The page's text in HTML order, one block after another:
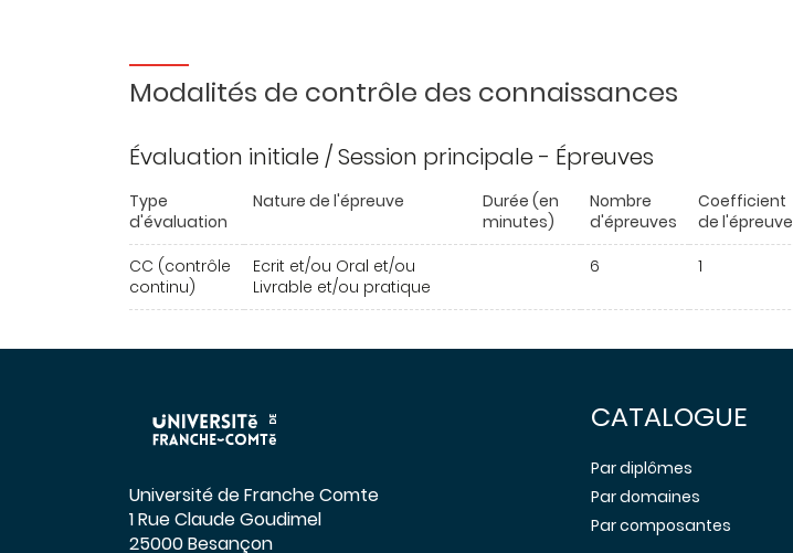
Modalités de contrôle des connaissances
Évaluation initiale / Session principale - Épreuves
Type
d'évaluation
Nature de l'épreuve
Durée (en
minutes)
Nombre
d'épreuves
Coefficient
de l'épreuve
CC (contrôle
continu)
Ecrit et/ou Oral et/ou
Livrable et/ou pratique
6 1
Université de Franche Comte
1 Rue Claude Goudimel
25000 Besançon
CATALOGUE
Par diplômes
Par domaines
Par composantes